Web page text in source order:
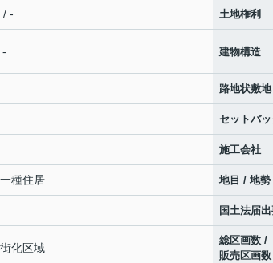
/ - 土地権利
- 建物構造
路地状敷地
セットバッ
施工会社
種住居 地目 / 地勢
国土法届
化区域
総区画数 /
販売区画数